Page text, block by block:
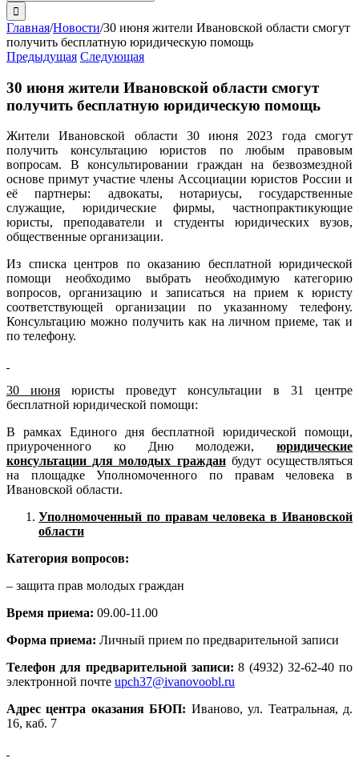
поиска:
Главная/Новости/30 июня жители Ивановской области смогут
получить бесплатную юридическую помощь
Предыдущая Следующая
30 июня жители Ивановской области смогут
получить бесплатную юридическую помощь
Жители Ивановской области 30 июня 2023 года смогут
получить консультацию юристов по любым правовым
вопросам. В консультировании граждан на безвозмездной
основе примут участие члены Ассоциации юристов России и
её партнеры: адвокаты, нотариусы, государственные
служащие, юридические фирмы, частнопрактикующие
юристы, преподаватели и студенты юридических вузов,
общественные организации.
Из списка центров по оказанию бесплатной юридической
помощи необходимо выбрать необходимую категорию
вопросов, организацию и записаться на прием к юристу
соответствующей организации по указанному телефону.
Консультацию можно получить как на личном приеме, так и
по телефону.
30 июня юристы проведут консультации в 31 центре
бесплатной юридической помощи:
В рамках Единого дня бесплатной юридической помощи,
приуроченного ко Дню молодежи, юридические
консультации для молодых гражданбудут осуществляться
на площадке Уполномоченного по правам человека в
Ивановской области.
Уполномоченный по правам человека в Ивановской
области
Категория вопросов:
– защита прав молодых граждан
Время приема: 09.00-11.00
Форма приема: Личный прием по предварительной записи
Телефон для предварительной записи:8 (4932) 32-62-40 по
электронной почте upch37@ivanovoobl.ru
Адрес центра оказания БЮП: Иваново, ул. Театральная, д.
16, каб. 7